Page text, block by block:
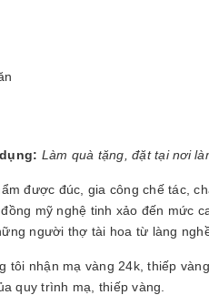
Làm quà tặng, đặt tại nơi
được đúc, gia công chế tác,
mỹ nghệ tinh xảo đến mức
người thợ tài hoa từ làng
tôi nhận mạ vàng 24k, thiếp
quy trình mạ, thiếp vàng.